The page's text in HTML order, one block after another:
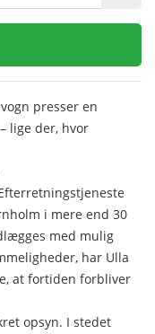
presser en
lige der, hvor
i mere end 30
med mulig
har Ulla
at fortiden forbliver
opsyn. I stedet